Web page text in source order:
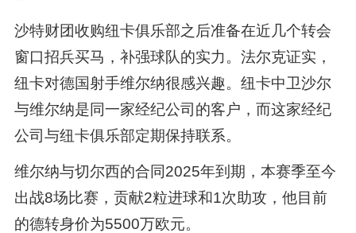
沙特财团收购纽卡俱乐部之后准备在近几个转会
窗口招兵买马，补强球队的实力。法尔克证实，
纽卡对德国射手维尔纳很感兴趣。纽卡中卫沙尔
与维尔纳是同一家经纪公司的客户，而这家经纪
公司与纽卡俱乐部定期保持联系。
维尔纳与切尔西的合同2025年到期，本赛季至今
出战8场比赛，贡献2粒进球和1次助攻，他目前
的德转身价为5500万欧元。